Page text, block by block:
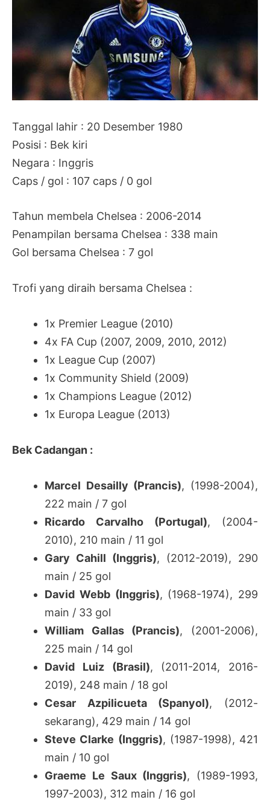
Tanggal lahir : 20 Desember 1980
Posisi : Bek kiri
Negara : Inggris
Caps / gol : 107 caps / 0 gol
Tahun membela Chelsea : 2006-2014
Penampilan bersama Chelsea : 338 main
Gol bersama Chelsea : 7 gol
Trofi yang diraih bersama Chelsea :
1x Premier League (2010)
4x FA Cup (2007, 2009, 2010, 2012)
1x League Cup (2007)
1x Community Shield (2009)
1x Champions League (2012)
1x Europa League (2013)
Bek Cadangan :
Marcel Desailly (Prancis), (1998-2004),
222 main / 7 gol
Ricardo Carvalho (Portugal), (2004-
2010), 210 main / 11 gol
Gary Cahill (Inggris), (2012-2019), 290
main / 25 gol
David Webb (Inggris), (1968-1974), 299
main / 33 gol
William Gallas (Prancis), (2001-2006),
225 main / 14 gol
David Luiz (Brasil), (2011-2014, 2016-
2019), 248 main / 18 gol
Cesar Azpilicueta (Spanyol), (2012-
sekarang), 429 main / 14 gol
Steve Clarke (Inggris), (1987-1998), 421
main / 10 gol
Graeme Le Saux (Inggris), (1989-1993,
1997-2003), 312 main / 16 gol